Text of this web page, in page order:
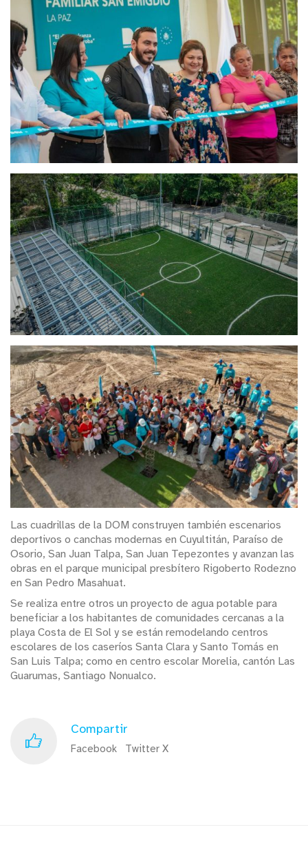
Las cuadrillas de la DOM construyen también escenarios
deportivos o canchas modernas en Cuyultitán, Paraíso de
Osorio, San Juan Talpa, San Juan Tepezontes y avanzan las
obras en el parque municipal presbítero Rigoberto Rodezno
en San Pedro Masahuat.
Se realiza entre otros un proyecto de agua potable para
beneficiar a los habitantes de comunidades cercanas a la
playa Costa de El Sol y se están remodelando centros
escolares de los caseríos Santa Clara y Santo Tomás en
San Luis Talpa; como en centro escolar Morelia, cantón Las
Guarumas, Santiago Nonualco.
Compartir
Facebook Twitter X